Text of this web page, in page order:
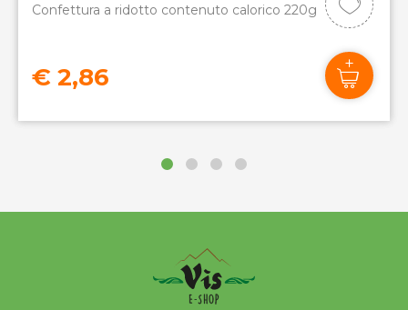
Confettura a ridotto contenuto calorico 220g
€ 2,86